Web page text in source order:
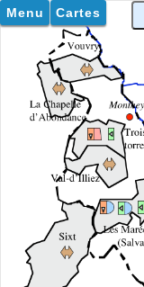
Menu Cartes